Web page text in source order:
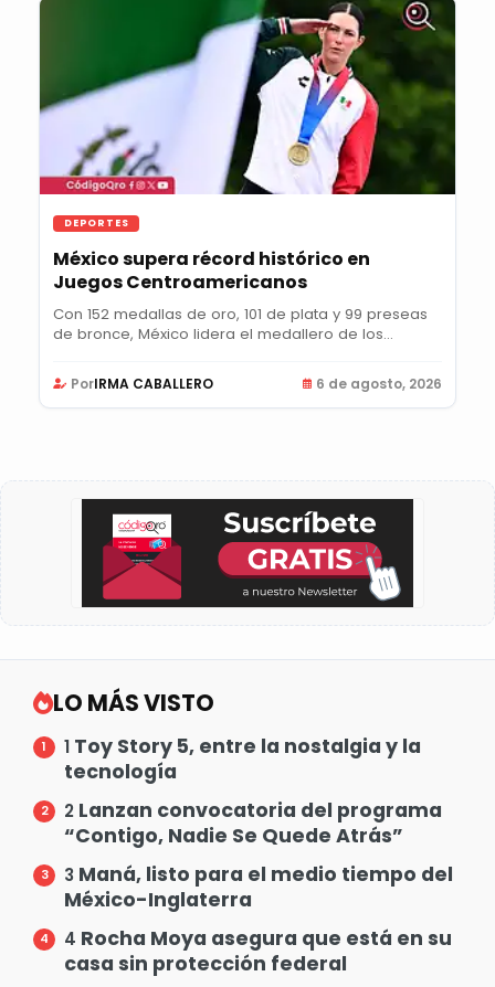
DEPORTES
México supera récord histórico en
Juegos Centroamericanos
Con 152 medallas de oro, 101 de plata y 99 preseas
de bronce, México lidera el medallero de los...
PorIRMA CABALLERO 6 de agosto, 2026
LO MÁS VISTO
1 Toy Story 5, entre la nostalgia y la
tecnología
2 Lanzan convocatoria del programa
“Contigo, Nadie Se Quede Atrás”
3 Maná, listo para el medio tiempo del
México-Inglaterra
4 Rocha Moya asegura que está en su
casa sin protección federal